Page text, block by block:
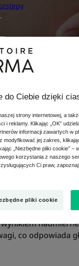
się, gdy
z nimi żyć, jest
które
życia. Są one
co odpowiada
do Ciebie dzięki
strony internetowej, a
i reklamy. Klikając „OK”
informacji zawartych w
jej zakres,
„Niezbędne pliki cookie” –
korzystania z naszego
Ci praw,
pliki cookie